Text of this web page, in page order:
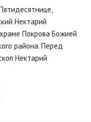
Нектарий
Покрова Божией
района. Перед
Нектарий